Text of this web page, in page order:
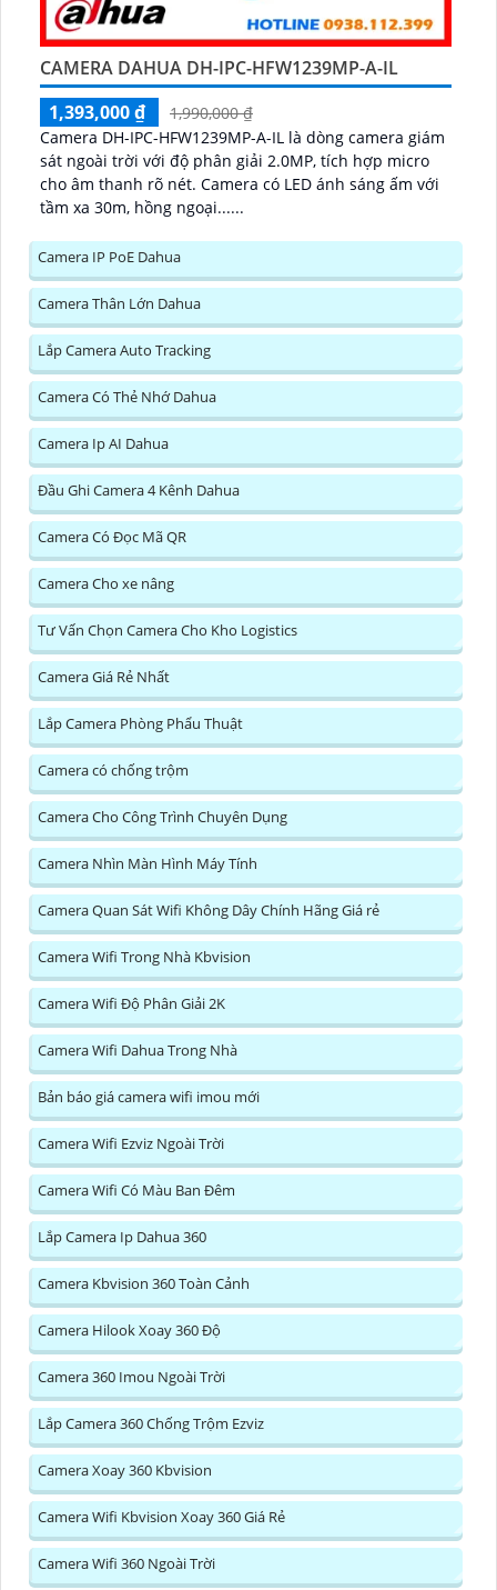
CAMERA DAHUA DH-IPC-HFW1239MP-A-IL
1,393,000 ₫
1,990,000 ₫
Camera DH-IPC-HFW1239MP-A-IL là dòng camera giám
sát ngoài trời với độ phân giải 2.0MP, tích hợp micro
cho âm thanh rõ nét. Camera có LED ánh sáng ấm với
tầm xa 30m, hồng ngoại......
Camera IP PoE Dahua
Camera Thân Lớn Dahua
Lắp Camera Auto Tracking
Camera Có Thẻ Nhớ Dahua
Camera Ip AI Dahua
Đầu Ghi Camera 4 Kênh Dahua
Camera Có Đọc Mã QR
Camera Cho xe nâng
Tư Vấn Chọn Camera Cho Kho Logistics
Camera Giá Rẻ Nhất
Lắp Camera Phòng Phẩu Thuật
Camera có chống trộm
Camera Cho Công Trình Chuyên Dụng
Camera Nhìn Màn Hình Máy Tính
Camera Quan Sát Wifi Không Dây Chính Hãng Giá rẻ
Camera Wifi Trong Nhà Kbvision
Camera Wifi Độ Phân Giải 2K
Camera Wifi Dahua Trong Nhà
Bản báo giá camera wifi imou mới
Camera Wifi Ezviz Ngoài Trời
Camera Wifi Có Màu Ban Đêm
Lắp Camera Ip Dahua 360
Camera Kbvision 360 Toàn Cảnh
Camera Hilook Xoay 360 Độ
Camera 360 Imou Ngoài Trời
Lắp Camera 360 Chống Trộm Ezviz
Camera Xoay 360 Kbvision
Camera Wifi Kbvision Xoay 360 Giá Rẻ
Camera Wifi 360 Ngoài Trời